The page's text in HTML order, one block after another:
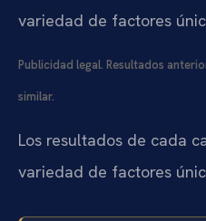
variedad de factores
Publicidad legal. Resultados
similar.
Los resultados de cada
variedad de factores